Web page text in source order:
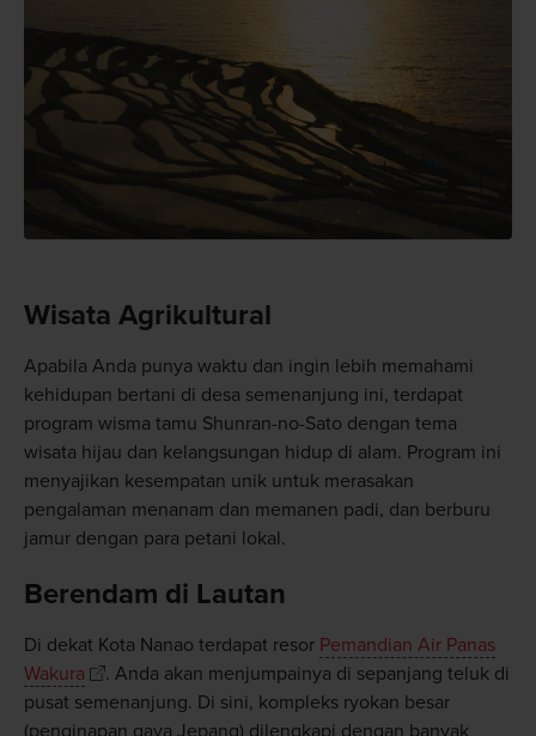
Wisata Agrikultural
Apabila Anda punya waktu dan ingin lebih memahami
kehidupan bertani di desa semenanjung ini, terdapat
program wisma tamu Shunran-no-Sato dengan tema
wisata hijau dan kelangsungan hidup di alam. Program ini
menyajikan kesempatan unik untuk merasakan
pengalaman menanam dan memanen padi, dan berburu
jamur dengan para petani lokal.
Berendam di Lautan
Di dekat Kota Nanao terdapat resor Pemandian Air Panas
Wakura
. Anda akan menjumpainya di sepanjang teluk di
pusat semenanjung. Di sini, kompleks ryokan besar